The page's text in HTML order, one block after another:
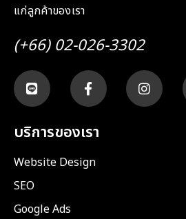
แก่ลูกค้าของเรา
(+66) 02-026-3302
บริการของเรา
Website Design
SEO
Google Ads